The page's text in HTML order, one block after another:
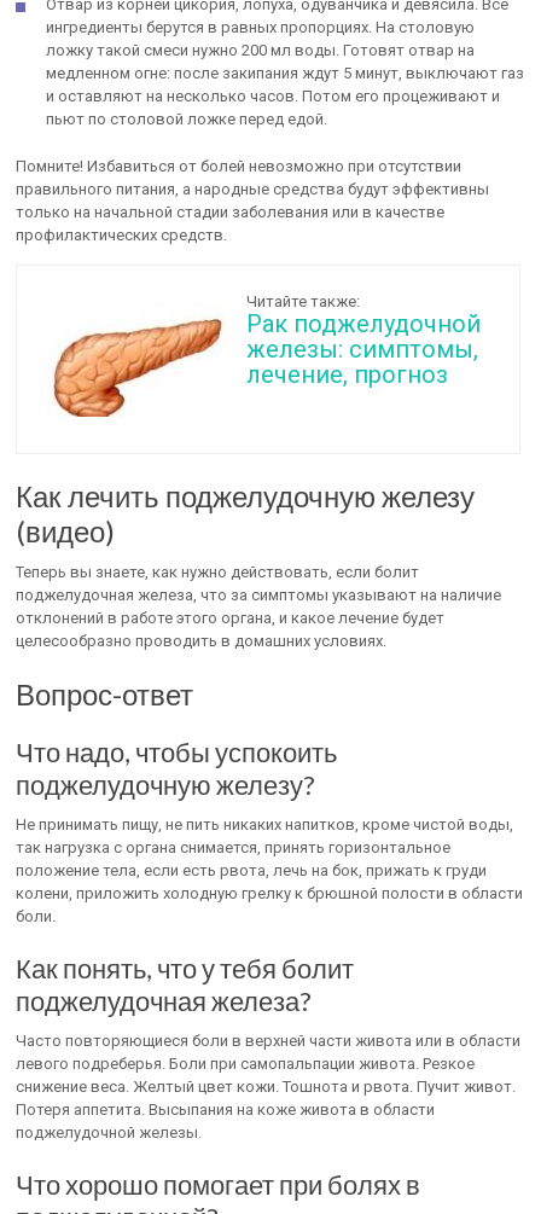
Отвар из корней цикория, лопуха, одуванчика и девясила. Все
ингредиенты берутся в равных пропорциях. На столовую
ложку такой смеси нужно 200 мл воды. Готовят отвар на
медленном огне: после закипания ждут 5 минут, выключают газ
и оставляют на несколько часов. Потом его процеживают и
пьют по столовой ложке перед едой.
Помните! Избавиться от болей невозможно при отсутствии
правильного питания, а народные средства будут эффективны
только на начальной стадии заболевания или в качестве
профилактических средств.
Читайте также:
Рак поджелудочной
железы: симптомы,
лечение, прогноз
Как лечить поджелудочную железу
(видео)
Теперь вы знаете, как нужно действовать, если болит
поджелудочная железа, что за симптомы указывают на наличие
отклонений в работе этого органа, и какое лечение будет
целесообразно проводить в домашних условиях.
Вопрос-ответ
Что надо, чтобы успокоить
поджелудочную железу?
Не принимать пищу, не пить никаких напитков, кроме чистой воды,
так нагрузка с органа снимается, принять горизонтальное
положение тела, если есть рвота, лечь на бок, прижать к груди
колени, приложить холодную грелку к брюшной полости в области
боли.
Как понять, что у тебя болит
поджелудочная железа?
Часто повторяющиеся боли в верхней части живота или в области
левого подреберья. Боли при самопальпации живота. Резкое
снижение веса. Желтый цвет кожи. Тошнота и рвота. Пучит живот.
Потеря аппетита. Высыпания на коже живота в области
поджелудочной железы.
Что хорошо помогает при болях в